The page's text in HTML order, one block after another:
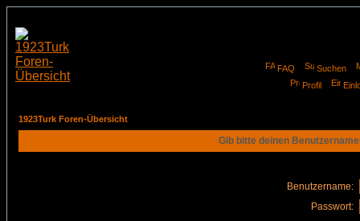
FAQ
Suchen
Profil
1923Turk Foren-Übersicht
Gib bitte deinen
Benutzername:
Passwort: